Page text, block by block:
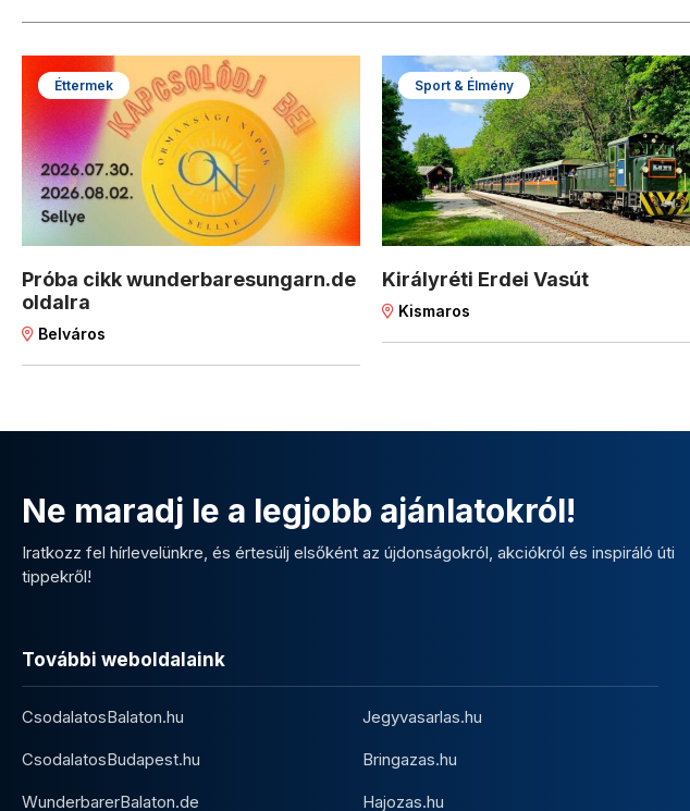
Éttermek
Próba cikk wunderbaresungarn.de
oldalra
Belváros
Sport & Élmény
Királyréti Erdei Vasút
Kismaros
Ne maradj le a legjobb ajánlatokról!
Iratkozz fel hírlevelünkre, és értesülj elsőként az újdonságokról, akciókról és inspiráló úti
tippekről!
További weboldalaink
CsodalatosBalaton.hu
CsodalatosBudapest.hu
WunderbarerBalaton.de
Jegyvasarlas.hu
Bringazas.hu
Hajozas.hu